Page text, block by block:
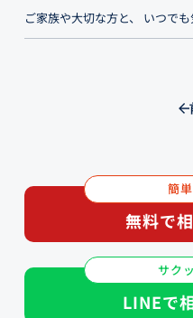
ご家族や大切な方と、 いつで
簡単
無料で
サク
LINEで